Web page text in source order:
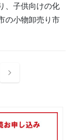
、子供向けの化
の小物卸売り市